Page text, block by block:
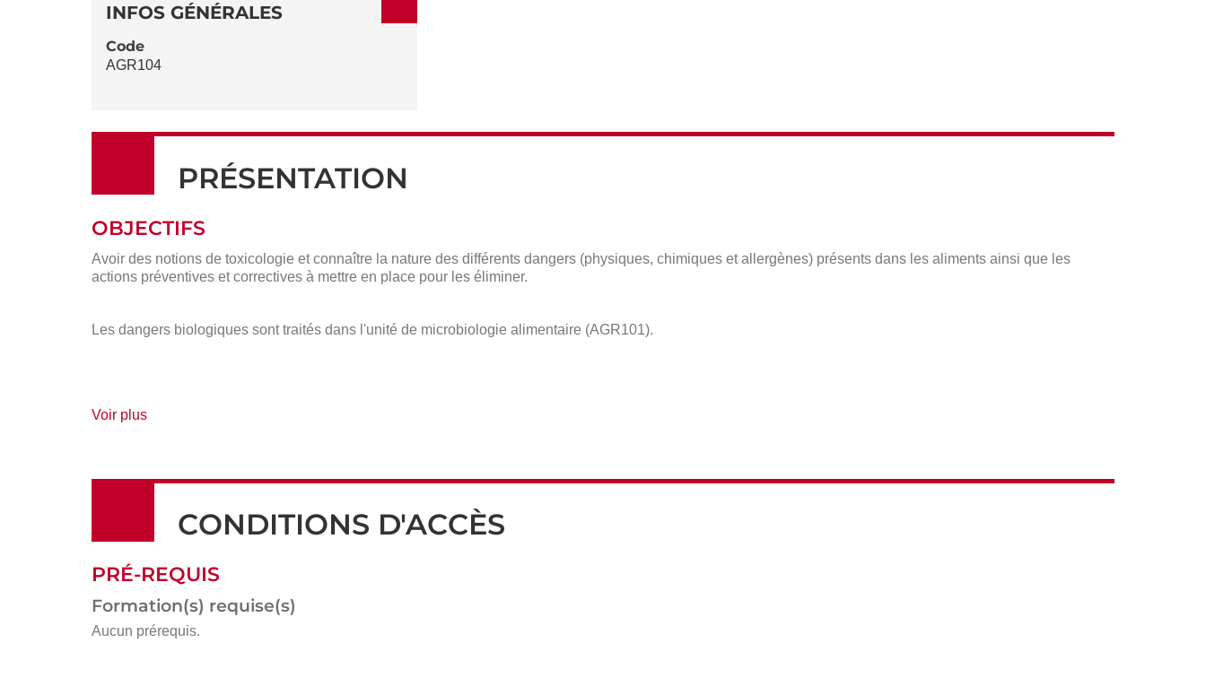
DE
LA
INFOS GÉNÉRALES
Code
AGR104
PRÉSENTATION
OBJECTIFS
Avoir des notions de toxicologie et connaître la nature des différents dangers (physiques, chimiques et allergènes) présents dans les aliments ainsi que les
actions préventives et correctives à mettre en place pour les éliminer.
Les dangers biologiques sont traités dans l'unité de microbiologie alimentaire (AGR101).
Voir plusde
CONDITIONS D'ACCÈS
PRÉ-REQUIS
Formation(s) requise(s)
Aucun prérequis.